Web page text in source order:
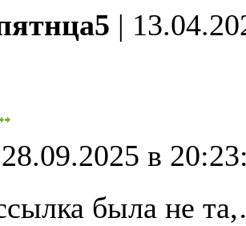
|
в 20:23
была не